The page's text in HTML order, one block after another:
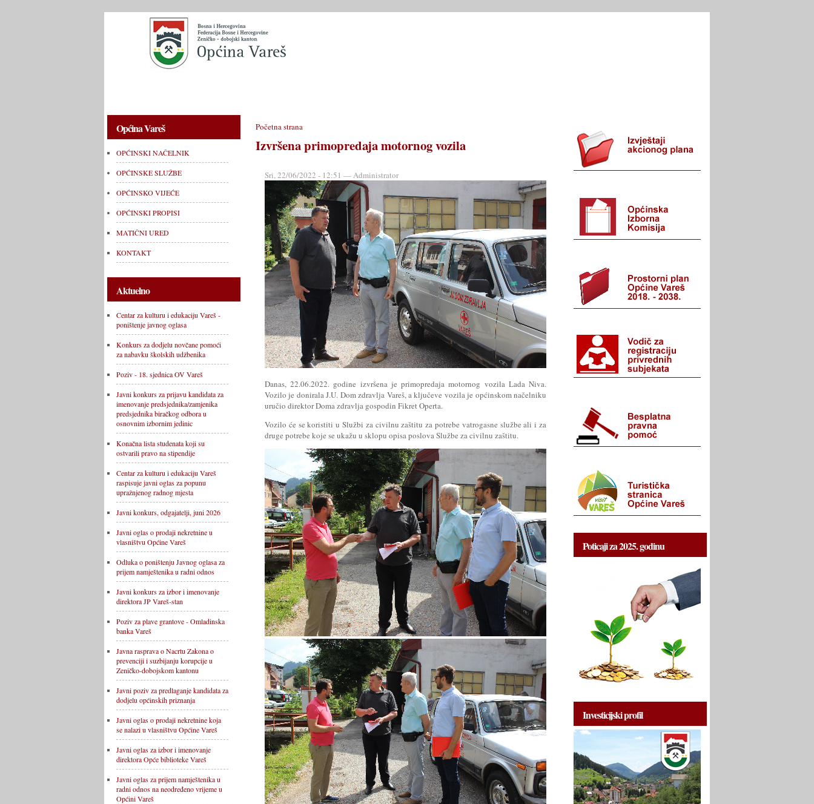
Općina Vareš
OPĆINSKI NAČELNIK
OPĆINSKE SLUŽBE
OPĆINSKO VIJEĆE
OPĆINSKI PROPISI
MATIČNI URED
KONTAKT
Aktuelno
Centar za kulturu i edukaciju Vareš -
poništenje javnog oglasa
Konkurs za dodjelu novčane pomoći
za nabavku školskih udžbenika
Poziv - 18. sjednica OV Vareš
Javni konkurs za prijavu kandidata za
imenovanje predsjednika/zamjenika
predsjednika biračkog odbora u
osnovnim izbornim jedinic
Konačna lista studenata koji su
ostvarili pravo na stipendije
Centar za kulturu i edukaciju Vareš
raspisuje javni oglas za popunu
upražnjenog radnog mjesta
Javni konkurs, odgajatelji, juni 2026
Javni oglas o prodaji nekretnine u
vlasništvu Općine Vareš
Odluka o poništenju Javnog oglasa za
prijem namještenika u radni odnos
Javni konkurs za izbor i imenovanje
direktora JP Vareš-stan
Poziv za plave grantove - Omladinska
banka Vareš
Javna rasprava o Nacrtu Zakona o
prevenciji i suzbijanju korupcije u
Zeničko-dobojskom kantonu
Javni poziv za predlaganje kandidata za
dodjelu općinskih priznanja
Javni oglas o prodaji nekretnine koja
se nalazi u vlasništvu Općine Vareš
Javni oglas za izbor i imenovanje
direktora Opće biblioteke Vareš
Javni oglas za prijem namještenika u
radni odnos na neodređeno vrijeme u
Općini Vareš
Početna strana
Izvršena primopredaja motornog vozila
Sri, 22/06/2022 - 12:51 — Administrator
Danas, 22.06.2022. godine izvršena je primopredaja motornog vozila Lada Niva.
Vozilo je donirala J.U. Dom zdravlja Vareš, a ključeve vozila je općinskom načelniku
uručio direktor Doma zdravlja gospodin Fikret Operta.
Vozilo će se koristiti u Službi za civilnu zaštitu za potrebe vatrogasne službe ali i za
druge potrebe koje se ukažu u sklopu opisa poslova Službe za civilnu zaštitu.
Poticaji za 2025. godinu
Investicijski profil